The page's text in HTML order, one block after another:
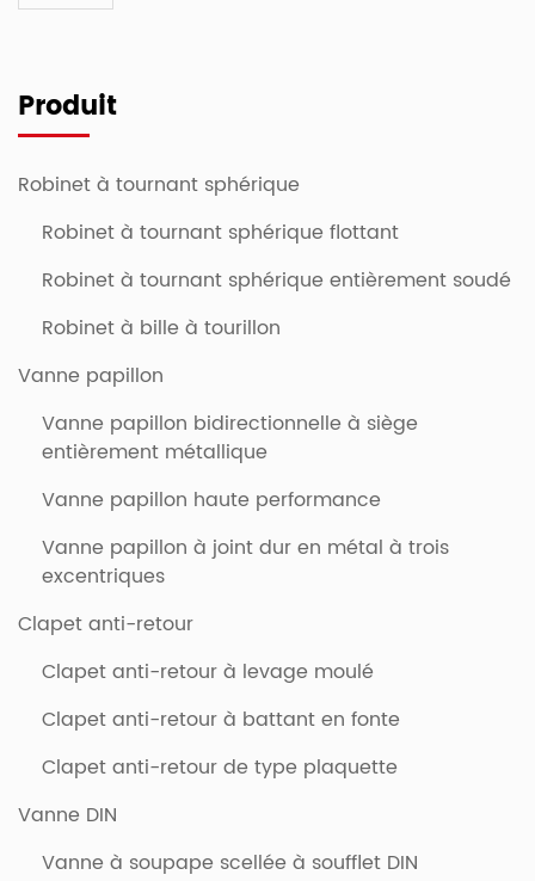
Produit
Robinet à tournant sphérique
Robinet à tournant sphérique flottant
Robinet à tournant sphérique entièrement soudé
Robinet à bille à tourillon
Vanne papillon
Vanne papillon bidirectionnelle à siège
entièrement métallique
Vanne papillon haute performance
Vanne papillon à joint dur en métal à trois
excentriques
Clapet anti-retour
Clapet anti-retour à levage moulé
Clapet anti-retour à battant en fonte
Clapet anti-retour de type plaquette
Vanne DIN
Vanne à soupape scellée à soufflet DIN